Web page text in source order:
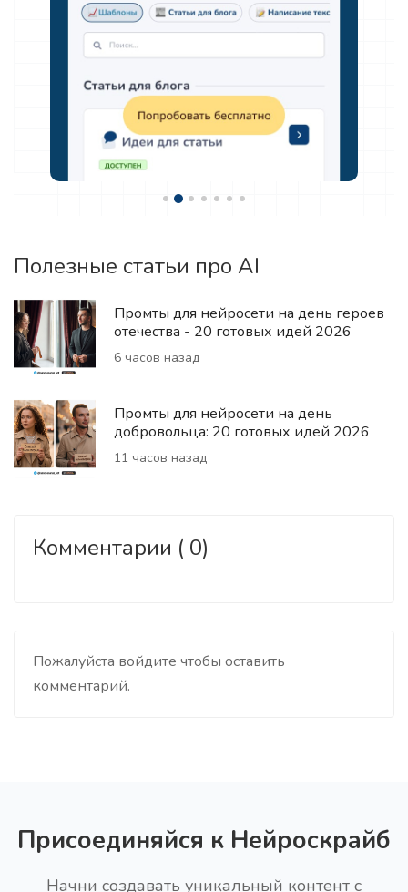
Полезные статьи про AI
Промты для нейросети на день героев
отечества - 20 готовых идей 2026
6 часов назад
Промты для нейросети на день
добровольца: 20 готовых идей 2026
11 часов назад
Комментарии ( 0)
Пожалуйста войдите чтобы оставить
комментарий.
Присоединяйся к Нейроскрайб
Начни создавать уникальный контент с